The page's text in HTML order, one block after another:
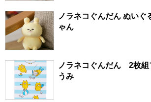
ノラネコぐんだん ぬい
ゃん
ノラネコぐんだん 2枚
うみ